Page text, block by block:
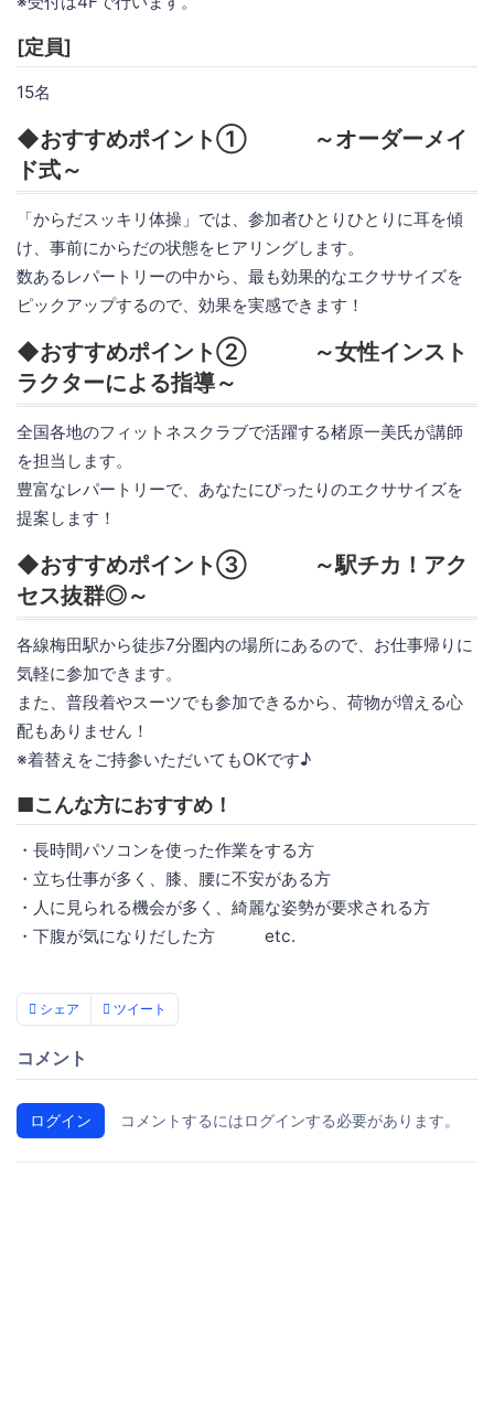
[定員]
15名
◆おすすめポイント① ～オーダーメイ
ド式～
「からだスッキリ体操」では、参加者ひとりひとりに耳を傾
け、事前にからだの状態をヒアリングします。
数あるレパートリーの中から、最も効果的なエクササイズを
ピックアップするので、効果を実感できます！
◆おすすめポイント② ～女性インスト
ラクターによる指導～
全国各地のフィットネスクラブで活躍する楮原一美氏が講師
を担当します。
豊富なレパートリーで、あなたにぴったりのエクササイズを
提案します！
◆おすすめポイント③ ～駅チカ！アク
セス抜群◎～
各線梅田駅から徒歩7分圏内の場所にあるので、お仕事帰りに
気軽に参加できます。
また、普段着やスーツでも参加できるから、荷物が増える心
配もありません！
※着替えをご持参いただいてもOKです♪
■こんな方におすすめ！
・長時間パソコンを使った作業をする方
・立ち仕事が多く、膝、腰に不安がある方
・人に見られる機会が多く、綺麗な姿勢が要求される方
・下腹が気になりだした方 etc.
シェア ツイート
コメント
ログイン コメントするにはログインする必要があります。